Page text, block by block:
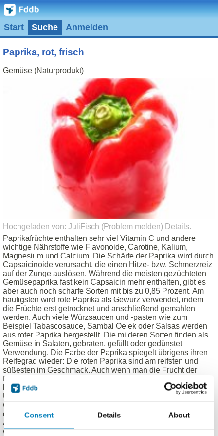
Consent Details About
Start Suche Anmelden
Paprika, rot, frisch
Gemüse (Naturprodukt)
Hochgeladen von: JuliFisch (Problem melden) Details.
Paprikafrüchte enthalten sehr viel Vitamin C und andere
wichtige Nährstoffe wie Flavonoide, Carotine, Kalium,
Magnesium und Calcium. Die Schärfe der Paprika wird durch
Capsaicinoide verursacht, die einen Hitze- bzw. Schmerzreiz
auf der Zunge auslösen. Während die meisten gezüchteten
Gemüsepaprika fast kein Capsaicin mehr enthalten, gibt es
aber auch noch scharfe Sorten mit bis zu 0,85 Prozent. Am
häufigsten wird rote Paprika als Gewürz verwendet, indem
die Früchte erst getrocknet und anschließend gemahlen
werden. Auch viele Würzsaucen und -pasten wie zum
Beispiel Tabascosauce, Sambal Oelek oder Salsas werden
aus roter Paprika hergestellt. Die milderen Sorten finden als
Gemüse in Salaten, gebraten, gefüllt oder gedünstet
Verwendung. Die Farbe der Paprika spiegelt übrigens ihren
Reifegrad wieder: Die roten Paprika sind am reifsten und
süßesten im Geschmack. Auch wenn man die Frucht der
Paprikapflanze meist als Schote bezeichnet, handelt es sich
botanisch eigentlich um eine Beere. Paprika haben ihren
Ursprung in Mittel- und Südamerika, in einem Tal in Mexiko
wurden die Früchte bereits um 7.000 v. Chr. verzehrt. Durch
den Kolonialismus verbreitete sich die Paprika schnell in
Afrika, in Südostasien, in Japan und im Nahen Osten und
wurde dort als scharfes Gewürz fester Bestandteil der Küche.